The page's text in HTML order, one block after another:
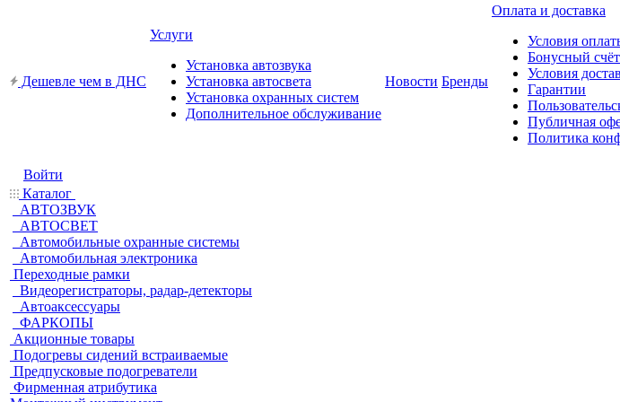
Дешевле чем в ДНС
Услуги
Установка автозвука
Установка автосвета
Установка охранных систем
Дополнительное обслуживание
Новости Бренды
Оплата и доставка
Условия
Бонусный счёт
Условия
Гарантии
Публичная
Политика
Войти
Каталог
АВТОЗВУК
АВТОСВЕТ
Автомобильные охранные системы
Автомобильная электроника
Переходные рамки
Видеорегистраторы, радар-детекторы
Автоаксессуары
ФАРКОПЫ
Акционные товары
Подогревы сидений встраиваемые
Предпусковые подогреватели
Фирменная атрибутика